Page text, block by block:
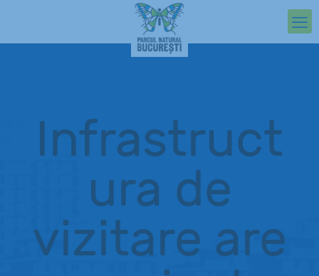
Infrastruct
ura de
vizitare are